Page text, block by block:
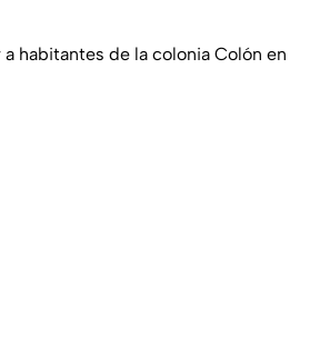
habitantes de la colonia Colón en